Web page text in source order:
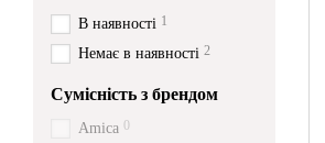
В наявності 1
Немає в наявності 2
Сумісність з брендом
Amica 0